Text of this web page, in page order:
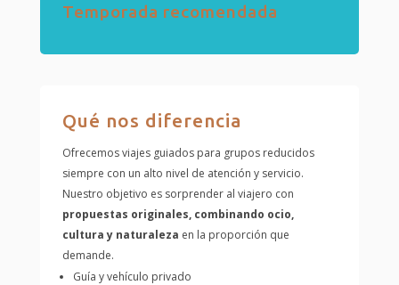
Temporada recomendada
Qué nos diferencia
Ofrecemos viajes guiados para grupos reducidos
siempre con un alto nivel de atención y servicio.
Nuestro objetivo es sorprender al viajero con
propuestas originales, combinando ocio,
cultura y naturaleza en la proporción que
demande.
Guía y vehículo privado